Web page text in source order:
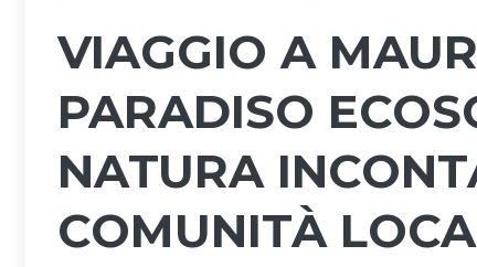
VIAGGIO A
PARADISO
NATURA
COMUNITÀ